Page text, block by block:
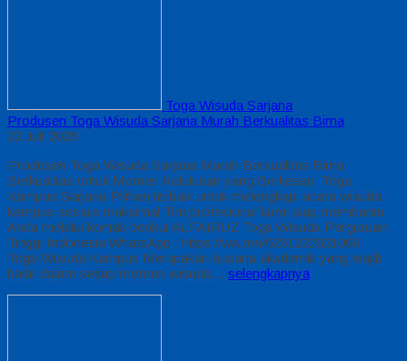
Toga Wisuda Sarjana
Produsen Toga Wisuda Sarjana Murah Berkualitas Bima
22 Juli 2026
Produsen Toga Wisuda Sarjana Murah Berkualitas Bima
Berkualitas untuk Momen Kelulusan yang Berkesan Toga
Kampus Sarjana Pilihan terbaik untuk melengkapi acara wisuda
kampus secara maksimal Tim profesional kami siap membantu
Anda melalui kontak berikut ALFAIRUZ Toga Wisuda Perguruan
Tinggi Indonesia WhatsApp : https://wa.me/6281222821060
Toga Wisuda Kampus Merupakan busana akademik yang wajib
hadir dalam setiap momen wisuda… selengkapnya